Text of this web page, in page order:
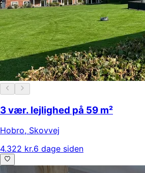
3 vær. lejlighed på 59 m²
Hobro, Skovvej
4.322 kr.6 dage siden